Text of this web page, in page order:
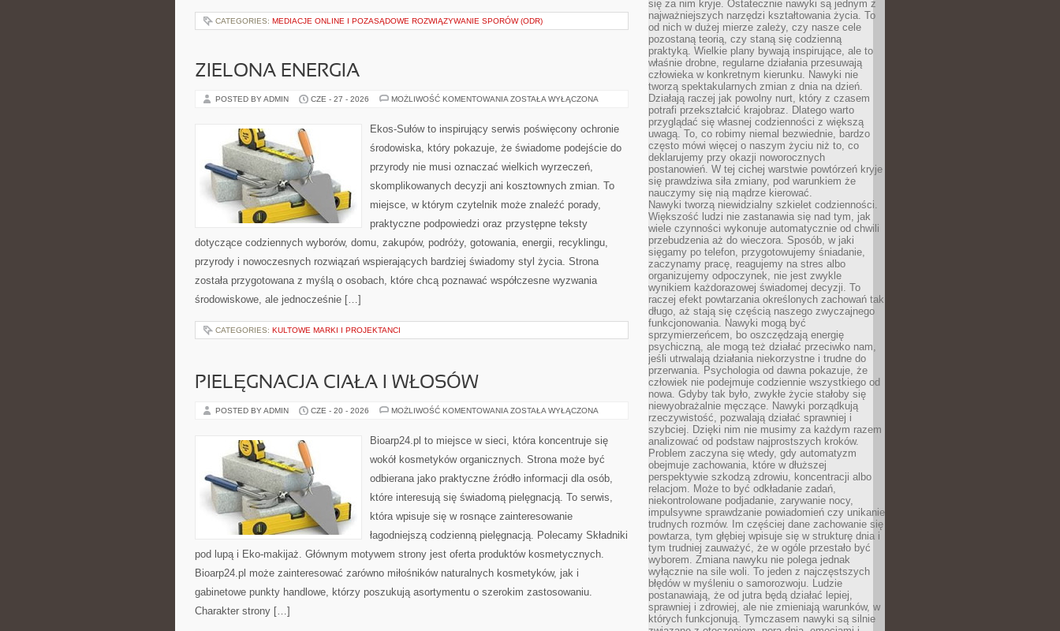
CATEGORIES: MEDIACJE ONLINE I POZASĄDOWE ROZWIĄZYWANIE SPORÓW (ODR)
ZIELONA ENERGIA
POSTED BY ADMIN CZE - 27 - 2026 MOŻLIWOŚĆ KOMENTOWANIA ZIELONA
ZOSTAŁA WYŁĄCZONA
Ekos-Sułów to inspirujący serwis poświęcony ochronie
środowiska, który pokazuje, że świadome podejście do
przyrody nie musi oznaczać wielkich wyrzeczeń,
skomplikowanych decyzji ani kosztownych zmian. To
miejsce, w którym czytelnik może znaleźć porady,
praktyczne podpowiedzi oraz przystępne teksty
dotyczące codziennych wyborów, domu, zakupów, podróży, gotowania, energii, recyklingu,
przyrody i nowoczesnych rozwiązań wspierających bardziej świadomy styl życia. Strona
została przygotowana z myślą o osobach, które chcą poznawać współczesne wyzwania
środowiskowe, ale jednocześnie […]
CATEGORIES: KULTOWE MARKI I PROJEKTANCI
PIELĘGNACJA CIAŁA I WŁOSÓW
POSTED BY ADMIN CZE - 20 - 2026 MOŻLIWOŚĆ KOMENTOWANIA PIELĘGNACJA
WŁOSÓW
ZOSTAŁA WYŁĄCZONA
Bioarp24.pl to miejsce w sieci, która koncentruje się
wokół kosmetyków organicznych. Strona może być
odbierana jako praktyczne źródło informacji dla osób,
które interesują się świadomą pielęgnacją. To serwis,
która wpisuje się w rosnące zainteresowanie
łagodniejszą codzienną pielęgnacją. Polecamy Składniki
pod lupą i Eko-makijaż. Głównym motywem strony jest oferta produktów kosmetycznych.
Bioarp24.pl może zainteresować zarówno miłośników naturalnych kosmetyków, jak i
gabinetowe punkty handlowe, którzy poszukują asortymentu o szerokim zastosowaniu.
Charakter strony […]
się za nim kryje. Ostatecznie nawyki są jednym z
najważniejszych narzędzi kształtowania życia. To
od nich w dużej mierze zależy, czy nasze cele
pozostaną teorią, czy staną się codzienną
praktyką. Wielkie plany bywają inspirujące, ale to
właśnie drobne, regularne działania przesuwają
człowieka w konkretnym kierunku. Nawyki nie
tworzą spektakularnych zmian z dnia na dzień.
Działają raczej jak powolny nurt, który z czasem
potrafi przekształcić krajobraz. Dlatego warto
przyglądać się własnej codzienności z większą
uwagą. To, co robimy niemal bezwiednie, bardzo
często mówi więcej o naszym życiu niż to, co
deklarujemy przy okazji noworocznych
postanowień. W tej cichej warstwie powtórzeń kryje
się prawdziwa siła zmiany, pod warunkiem że
nauczymy się nią mądrze kierować.
Nawyki tworzą niewidzialny szkielet codzienności.
Większość ludzi nie zastanawia się nad tym, jak
wiele czynności wykonuje automatycznie od chwili
przebudzenia aż do wieczora. Sposób, w jaki
sięgamy po telefon, przygotowujemy śniadanie,
zaczynamy pracę, reagujemy na stres albo
organizujemy odpoczynek, nie jest zwykle
wynikiem każdorazowej świadomej decyzji. To
raczej efekt powtarzania określonych zachowań tak
długo, aż stają się częścią naszego zwyczajnego
funkcjonowania. Nawyki mogą być
sprzymierzeńcem, bo oszczędzają energię
psychiczną, ale mogą też działać przeciwko nam,
jeśli utrwalają działania niekorzystne i trudne do
przerwania. Psychologia od dawna pokazuje, że
człowiek nie podejmuje codziennie wszystkiego od
nowa. Gdyby tak było, zwykłe życie stałoby się
niewyobrażalnie męczące. Nawyki porządkują
rzeczywistość, pozwalają działać sprawniej i
szybciej. Dzięki nim nie musimy za każdym razem
analizować od podstaw najprostszych kroków.
Problem zaczyna się wtedy, gdy automatyzm
obejmuje zachowania, które w dłuższej
perspektywie szkodzą zdrowiu, koncentracji albo
relacjom. Może to być odkładanie zadań,
niekontrolowane podjadanie, zarywanie nocy,
impulsywne sprawdzanie powiadomień czy unikanie
trudnych rozmów. Im częściej dane zachowanie się
powtarza, tym głębiej wpisuje się w strukturę dnia i
tym trudniej zauważyć, że w ogóle przestało być
wyborem. Zmiana nawyku nie polega jednak
wyłącznie na sile woli. To jeden z najczęstszych
błędów w myśleniu o samorozwoju. Ludzie
postanawiają, że od jutra będą działać lepiej,
sprawniej i zdrowiej, ale nie zmieniają warunków, w
których funkcjonują. Tymczasem nawyki są silnie